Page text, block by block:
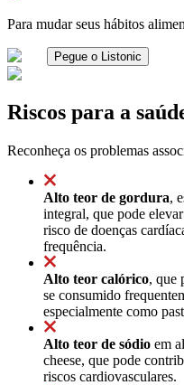
Para mudar seus hábitos
Pegue o Listonic
Riscos para a
Reconheça os problemas
Alto teor de gordura,
integral, que pode
risco de doenças
frequência.
Alto teor calórico, que
se consumido
especialmente como
Alto teor de sódio em
cheese, que pode
riscos cardiovasculares.